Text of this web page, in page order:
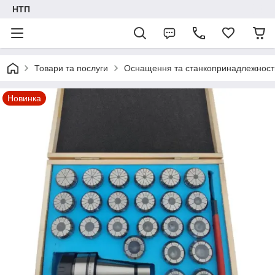
НТП
Товари та послуги Оснащення та
Новинка